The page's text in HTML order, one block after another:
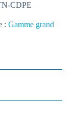
CDPE
: Gamme grand